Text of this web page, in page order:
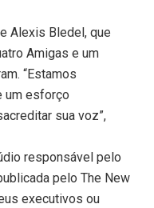
Alexis Bledel, que
Amigas e um
“Estamos
um esforço
sua voz”,
responsável pelo
pelo The New
executivos ou